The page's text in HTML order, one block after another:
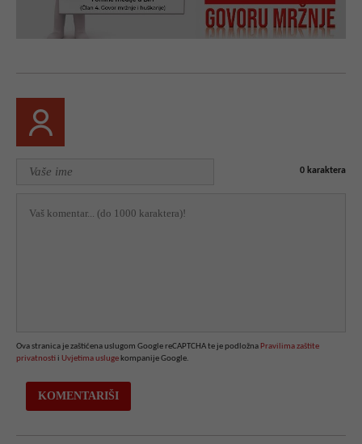
0 karaktera
Ova stranica je zaštićena uslugom Google reCAPTCHA te je podložna Pravilima zaštite
privatnosti i Uvjetima usluge kompanije Google.